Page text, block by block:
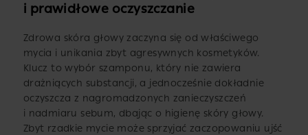
i prawidłowe oczyszczanie
Zdrowa skóra głowy zaczyna się od właściwego
mycia i unikania zbyt agresywnych kosmetyków.
Klucz to wybór szamponu, który nie zawiera
drażniących substancji, a jednocześnie dokładnie
oczyszcza z nagromadzonych zanieczyszczeń
i nadmiaru sebum, dbając o higienę skóry głowy.
Zbyt rzadkie mycie może sprzyjać zaczopowaniu ujść